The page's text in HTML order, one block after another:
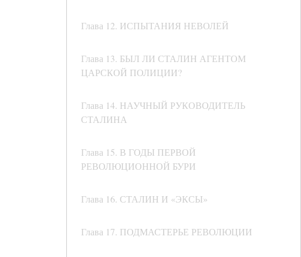
Глава 12. ИСПЫТАНИЯ НЕВОЛЕЙ
Глава 13. БЫЛ ЛИ СТАЛИН АГЕНТОМ
ЦАРСКОЙ ПОЛИЦИИ?
Глава 14. НАУЧНЫЙ РУКОВОДИТЕЛЬ
СТАЛИНА
Глава 15. В ГОДЫ ПЕРВОЙ
РЕВОЛЮЦИОННОЙ БУРИ
Глава 16. СТАЛИН И «ЭКСЫ»
Глава 17. ПОДМАСТЕРЬЕ РЕВОЛЮЦИИ